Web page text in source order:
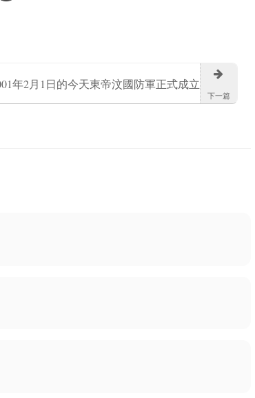
下一篇
年2月1日的今天東帝汶國防軍正式成立